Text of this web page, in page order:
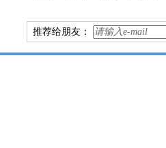
推荐给朋友：